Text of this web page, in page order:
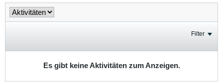
Filter
Es gibt keine Aktivitäten zum Anzeigen.